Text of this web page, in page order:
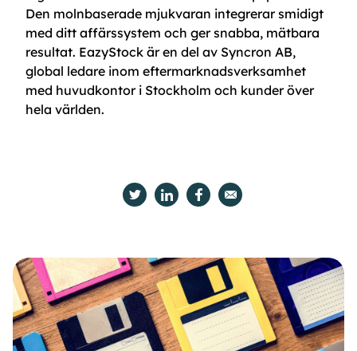
Den molnbaserade mjukvaran integrerar smidigt
med ditt affärssystem och ger snabba, mätbara
resultat. EazyStock är en del av Syncron AB,
global ledare inom eftermarknadsverksamhet
med huvudkontor i Stockholm och kunder över
hela världen.